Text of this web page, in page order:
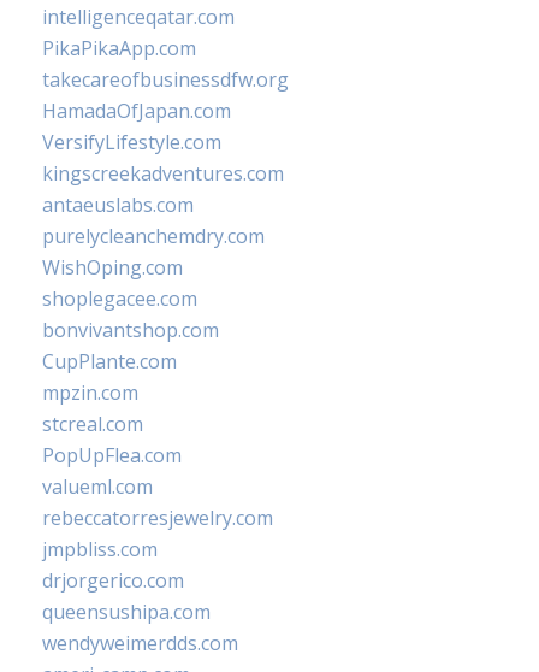
intelligenceqatar.com
PikaPikaApp.com
takecareofbusinessdfw.org
HamadaOfJapan.com
VersifyLifestyle.com
kingscreekadventures.com
antaeuslabs.com
purelycleanchemdry.com
WishOping.com
shoplegacee.com
bonvivantshop.com
CupPlante.com
mpzin.com
stcreal.com
PopUpFlea.com
valueml.com
rebeccatorresjewelry.com
jmpbliss.com
drjorgerico.com
queensushipa.com
wendyweimerdds.com